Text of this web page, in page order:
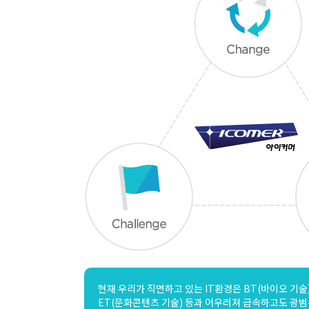
현재 우리가 직면하고 있는 IT환경은 BT(바이오 기
ET(문화콘텐츠 기술) 등과 어우러져 급속하고도 광